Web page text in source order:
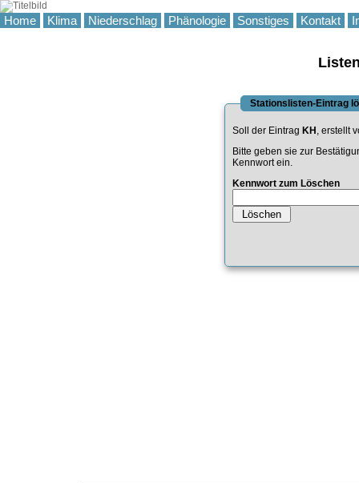
Home Klima Niederschlag Phänologie Sonstiges Kontakt
Stationslisten-Eintrag
Soll der Eintrag KH , erstellt
Bitte geben sie zur
Kennwort ein.
Kennwort zum Löschen